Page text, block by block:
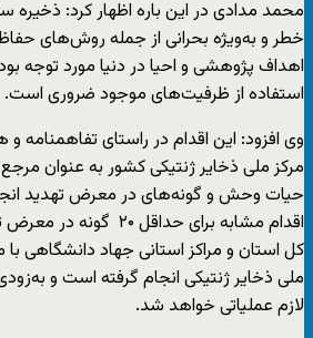
محمد مدادی در این باره اظهار کرد:
خطر و به‌ویژه بحرانی از جمله روش‌های
اهداف پژوهشی و احیا در دنیا مورد توجه
استفاده از ظرفیت‌های موجود ضروری است.
وی افزود: این اقدام در راستای تفاهمنامه و
مرکز ملی ذخایر ژنتیکی کشور به عنوان مرجع
حیات وحش و گونه‌های در معرض تهدید
اقدام مشابه برای حداقل
کل استان و مراکز استانی جهاد دانشگاهی
ملی ذخایر ژنتیکی انجام گرفته است و
لازم عملیاتی خواهد شد.